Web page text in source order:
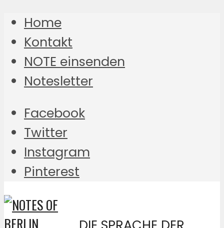
Home
Kontakt
NOTE einsenden
Notesletter
Facebook
Twitter
Instagram
Pinterest